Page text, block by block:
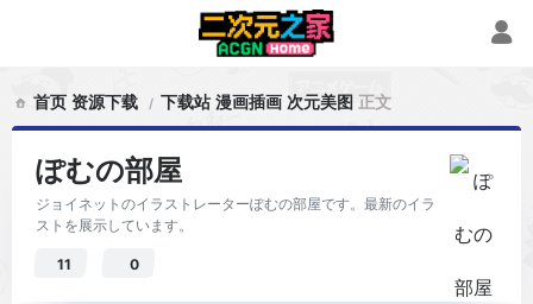
首页 资源下载 下载站 漫画插画 次元美图 正文
ぽむの部屋
ジョイネットのイラストレーターぽむの部屋です。最新のイラ
ストを展示しています。
11 0